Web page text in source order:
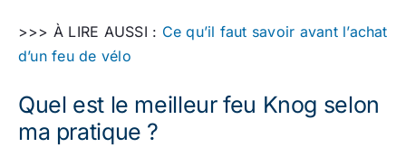
>>> À LIRE AUSSI : Ce qu’il faut savoir avant l’achat
d’un feu de vélo
Quel est le meilleur feu Knog selon
ma pratique ?